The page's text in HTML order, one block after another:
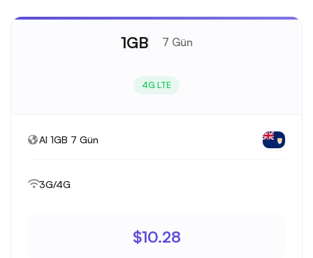
1GB 7 Gün
4G LTE
AI 1GB 7 Gün
3G/4G
$10.28